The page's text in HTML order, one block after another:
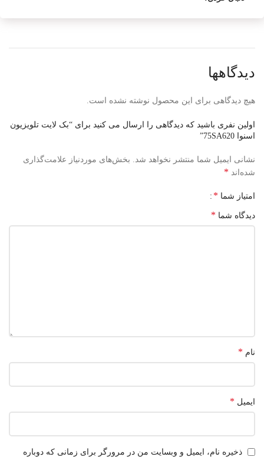
دیدگاهها
هیچ دیدگاهی برای این محصول نوشته نشده است.
اولین نفری باشید که دیدگاهی را ارسال می کنید برای “بک لایت تلویزیون
اسنوا 75SA620”
نشانی ایمیل شما منتشر نخواهد شد.
بخش‌های موردنیاز علامت‌گذاری
شده‌اند *
امتیاز شما *
دیدگاه شما *
نام *
ایمیل *
ذخیره نام، ایمیل و وبسایت من در مرورگر برای زمانی که دوباره